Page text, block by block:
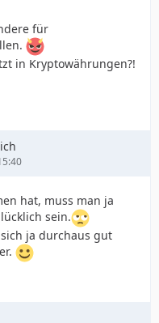
für
in Kryptowährungen?!
hat, muss man ja
sein.
ja durchaus gut